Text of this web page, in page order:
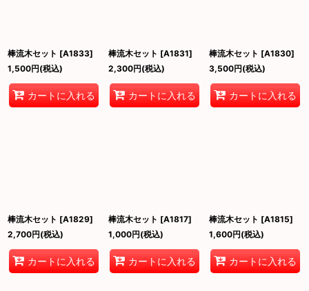
棒流木セット [A1833]
1,500円(税込)
カートに入れる
棒流木セット [A1831]
2,300円(税込)
カートに入れる
棒流木セット [A1830]
3,500円(税込)
カートに入れる
棒流木セット [A1829]
2,700円(税込)
カートに入れる
棒流木セット [A1817]
1,000円(税込)
カートに入れる
棒流木セット [A1815]
1,600円(税込)
カートに入れる